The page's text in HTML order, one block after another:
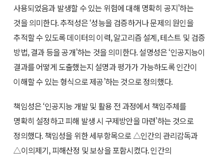
사용되었음과 발생할 수 있는 위험에 대해 명확히 공지’하는
것을 의미한다. 추적성은 ‘성능을 검증하거나 문제의 원인을
추적할 수 있도록 데이터의 이력, 알고리즘 설계, 테스트 및 검증
방법, 결과 등을 공개’하는 것을 의미한다. 설명성은 ‘인공지능이
결과를 어떻게 도출했는지 설명과 평가가 가능하도록 인간이
이해할 수 있는 형식으로 제공’하는 것으로 정의했다.
책임성은 ‘인공지능 개발 및 활용 전 과정에서 책임주체를
명확히 설정하고 피해 발생 시 구제방안을 마련’하는 것으로
정의했다. 책임성을 위한 세부항목으로 △인간의 관리감독과
△이의제기, 피해산정 및 보상을 포함시켰다. 인간의